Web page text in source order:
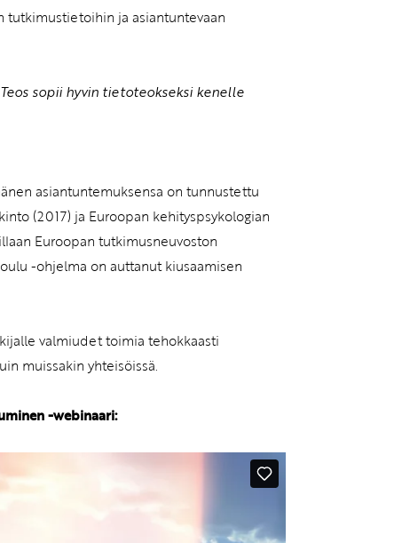
tutkimustietoihin ja asiantuntevaan
sopii hyvin tietoteokseksi kenelle
asiantuntemuksensa on tunnustettu
(2017) ja Euroopan kehityspsykologian
Euroopan tutkimusneuvoston
-ohjelma on auttanut kiusaamisen
valmiudet toimia tehokkaasti
muissakin yhteisöissä.
-webinaari: